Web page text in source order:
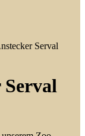
Serval
Serval